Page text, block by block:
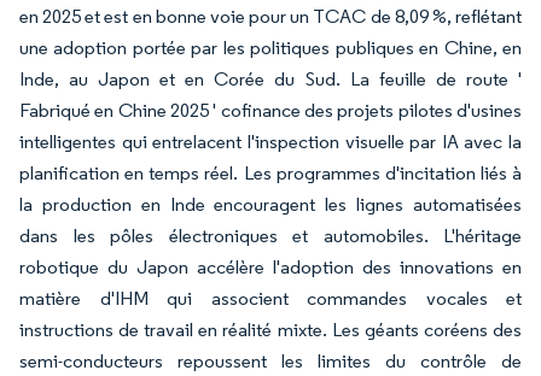
en 2025 et est en bonne voie pour un TCAC de 8,09 %, reflétant
une adoption portée par les politiques publiques en Chine, en
Inde, au Japon et en Corée du Sud. La feuille de route '
Fabriqué en Chine 2025 ' cofinance des projets pilotes d'usines
intelligentes qui entrelacent l'inspection visuelle par IA avec la
planification en temps réel. Les programmes d'incitation liés à
la production en Inde encouragent les lignes automatisées
dans les pôles électroniques et automobiles. L'héritage
robotique du Japon accélère l'adoption des innovations en
matière d'IHM qui associent commandes vocales et
instructions de travail en réalité mixte. Les géants coréens des
semi-conducteurs repoussent les limites du contrôle de